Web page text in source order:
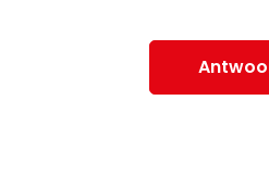
Vrijwillige
Het invullen